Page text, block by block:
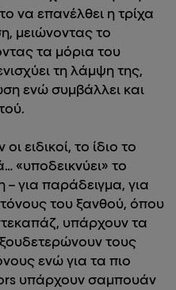
να επανέλθει η τρίχα
μειώνοντας το
τα μόρια του
τη λάμψη της,
ενώ συμβάλλει και
ειδικοί, το ίδιο το
«υποδεικνύει» το
για παράδειγμα, για
του ξανθού, όπου
υπάρχουν τα
τους
ενώ για τα πιο
υπάρχουν σαμπουάν